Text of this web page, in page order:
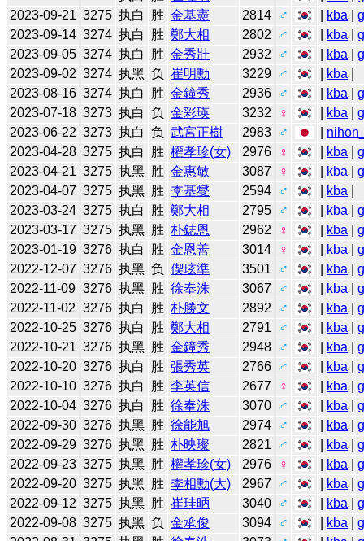
2023-09-21 3275 执白 胜 金基憲 2814 ♂ kba |
2023-09-14 3274 执白 胜 鄭大相 2802 ♂ kba |
2023-09-05 3274 执白 胜 金秀壯 2932 ♂ kba |
2023-09-02 3274 执黑 负 崔明勳 3229 ♂ kba
2023-08-16 3274 执白 胜 金鐘秀 2936 ♂ kba |
2023-07-18 3273 执白 负 金彩瑛 3232 ♀ kba |
2023-06-22 3273 执白 负 武宮正樹 2983 ♂
2023-04-28 3275 执白 胜 權孝珍(女) 2976 ♀ kba |
2023-04-21 3275 执黑 胜 金惠敏 3087 ♀ kba |
2023-04-07 3275 执黑 胜 李基燮 2594 ♂ kba
2023-03-24 3275 执白 胜 鄭大相 2795 ♂ kba |
2023-03-17 3275 执黑 胜 朴鋕恩 2962 ♀ kba |
2023-01-19 3276 执白 胜 金恩善 3014 ♀ kba |
2022-12-07 3276 执黑 负 偰玹準 3501 ♂ kba |
2022-11-09 3276 执黑 胜 徐奉洙 3067 ♂ kba |
2022-11-02 3276 执白 胜 朴勝文 2892 ♂ kba |
2022-10-25 3276 执白 胜 鄭大相 2791 ♂ kba |
2022-10-21 3276 执黑 胜 金鐘秀 2948 ♂ kba |
2022-10-20 3276 执白 胜 張秀英 2766 ♂ kba |
2022-10-10 3276 执白 胜 李英信 2677 ♀ kba |
2022-10-04 3276 执白 胜 徐奉洙 3070 ♂ kba |
2022-09-30 3276 执黑 胜 徐能旭 2974 ♂ kba |
2022-09-29 3276 执黑 胜 朴映璨 2821 ♂ kba |
2022-09-23 3275 执黑 胜 權孝珍(女) 2976 ♀ kba |
2022-09-20 3275 执黑 胜 李相勳(大) 2967 ♂ kba |
2022-09-12 3275 执黑 胜 崔珪昞 3040 ♂ kba |
2022-09-08 3275 执黑 负 金承俊 3094 ♂ kba |